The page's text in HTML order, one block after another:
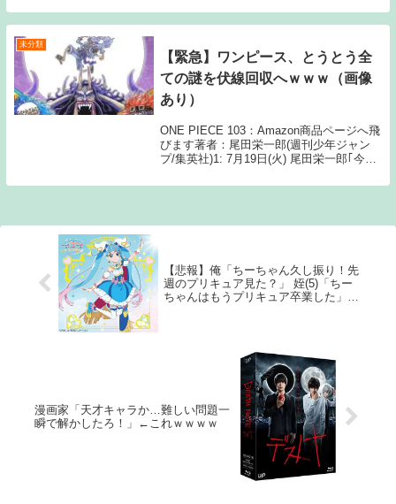
神坊ちゃんと黒メイド 第1話
未分類
【緊急】ワンピース、とうとう全
ての謎を伏線回収へｗｗｗ（画像
あり）
ONE PIECE 103：Amazon商品ページへ飛
びます著者：尾田栄一郎(週刊少年ジャン
プ/集英社)1: 7月19日(火) 尾田栄一郎｢今ま
白いですよー｣引用：『ONE PIECE』 著
【悲報】俺「ちーちゃん久し振り！先
週のプリキュア見た？」 姪(5)「ちー
ちゃんはもうプリキュア卒業した」←
漫画家「天才キャラか…難しい問題一
瞬で解かしたろ！」←これｗｗｗｗ